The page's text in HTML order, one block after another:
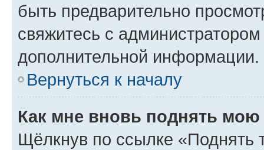
быть предварительно
свяжитесь с
дополнительной информации.
Вернуться к началу
Как мне вновь поднять мою
Щёлкнув по ссылке «Поднять